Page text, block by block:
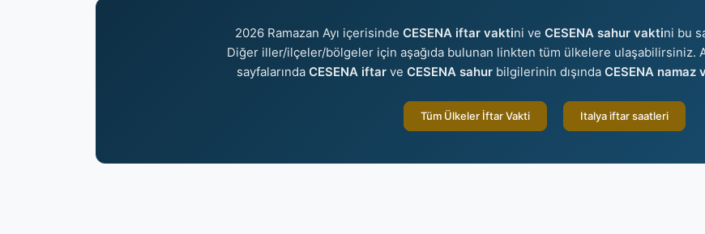
2026 Ramazan Ayı içerisinde CESENA iftar vaktini ve CESENA sahur vaktini bu
Diğer iller/ilçeler/bölgeler için aşağıda bulunan linkten tüm ülkelere ulaşabilirsiniz.
sayfalarında CESENA iftarve CESENA sahurbilgilerinin dışında CESENA namaz
Tüm Ülkeler İftar Vakti Italya iftar saatleri